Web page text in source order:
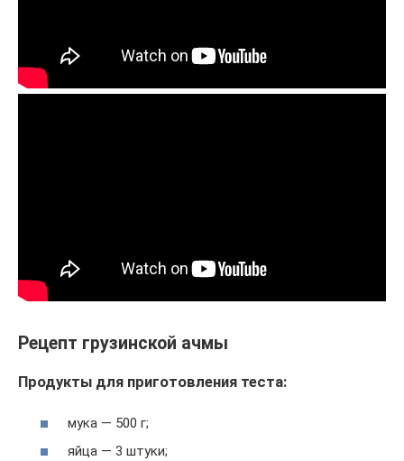
Рецепт грузинской ачмы
Продукты для приготовления теста:
мука — 500 г;
яйца — 3 штуки;